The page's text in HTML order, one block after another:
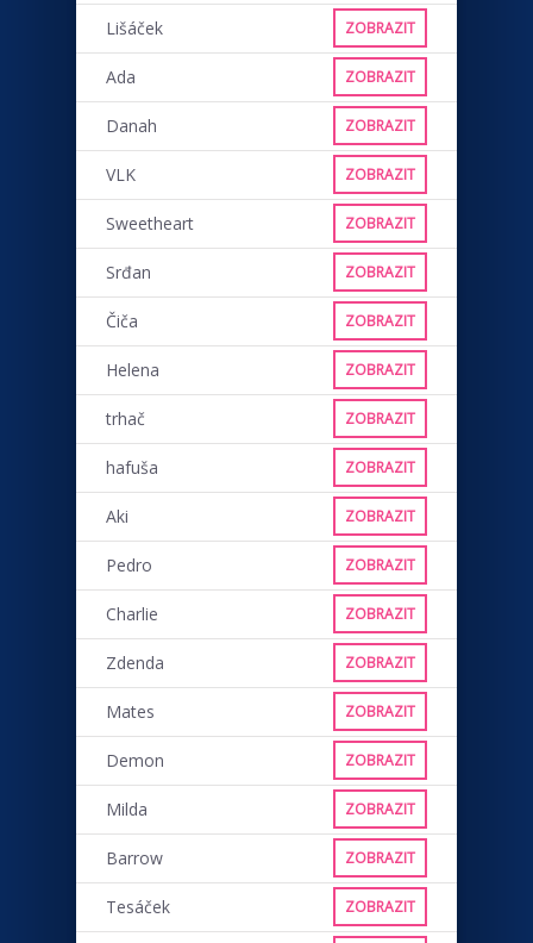
Lišáček ZOBRAZIT
Ada ZOBRAZIT
Danah ZOBRAZIT
VLK ZOBRAZIT
Sweetheart ZOBRAZIT
Srđan ZOBRAZIT
Čiča ZOBRAZIT
Helena ZOBRAZIT
trhač ZOBRAZIT
hafuša ZOBRAZIT
Aki ZOBRAZIT
Pedro ZOBRAZIT
Charlie ZOBRAZIT
Zdenda ZOBRAZIT
Mates ZOBRAZIT
Demon ZOBRAZIT
Milda ZOBRAZIT
Barrow ZOBRAZIT
Tesáček ZOBRAZIT